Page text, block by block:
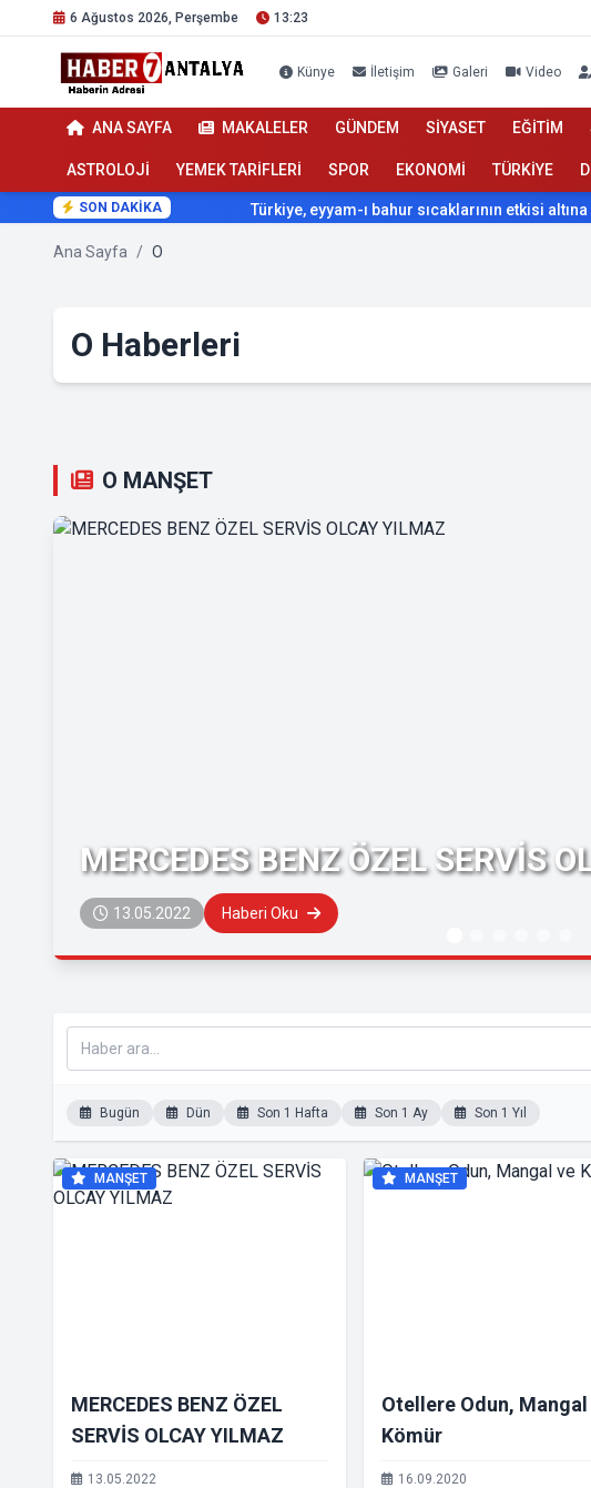
6 Ağustos 2026, Perşembe 13:23
Künye İletişim Galeri Video
ANA SAYFA MAKALELER GÜNDEM SİYASET EĞİTİM
ASTROLOJİ YEMEK TARİFLERİ SPOR EKONOMİ TÜRKİYE
SON DAKİKA Türkiye, eyyam-ı bahur sıcaklarının etkisi altına giriyor
Ana Sayfa / O
O Haberleri
O MANŞET
MERCEDES BENZ ÖZEL SERVİS
13.05.2022 Haberi Oku
Bugün Dün Son 1 Hafta Son 1 Ay Son 1 Yıl
MANŞET
MERCEDES BENZ ÖZEL
SERVİS OLCAY YILMAZ
13.05.2022
MANŞET
Otellere Odun, Mangal
Kömür
16.09.2020